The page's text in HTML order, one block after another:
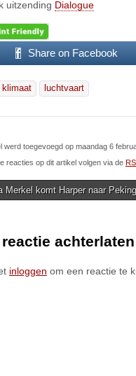
uitzending Dialogue
Share on Facebook
klimaat luchtvaart
werd toegevoegd op maandag 6
reacties op dit artikel volgen via de
Merkel komt Harper naar Peking
reactie achterlaten
inloggen om een reactie te